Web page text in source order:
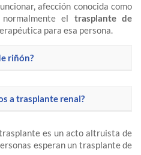
afección conocida como
normalmente el trasplante de
para esa persona.
riñón?
a trasplante renal?
es un acto altruista de
esperan un trasplante de